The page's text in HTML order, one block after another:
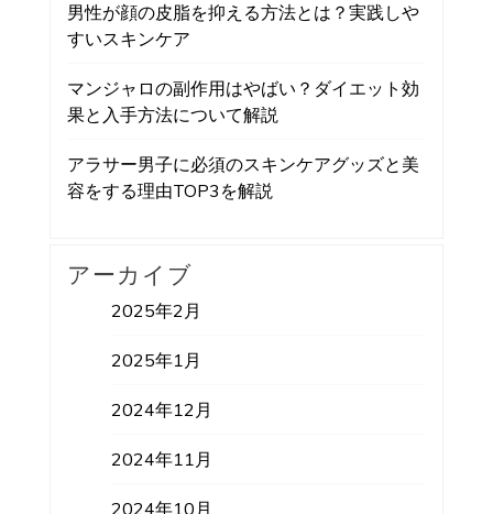
男性が顔の皮脂を抑える方法とは？実践しや
すいスキンケア
マンジャロの副作用はやばい？ダイエット効
果と入手方法について解説
アラサー男子に必須のスキンケアグッズと美
容をする理由TOP3を解説
アーカイブ
2025年2月
2025年1月
2024年12月
2024年11月
2024年10月